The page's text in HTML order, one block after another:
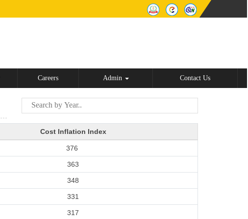
Careers Admin Contact Us
Cost Inflation Index
376
363
348
331
317